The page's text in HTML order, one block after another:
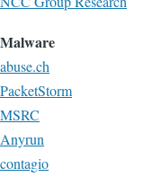
Malware
abuse.ch
PacketStorm
MSRC
Anyrun
contagio